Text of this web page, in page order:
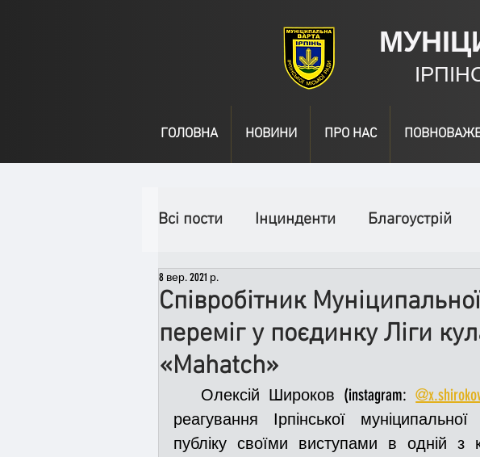
ГОЛОВНА НОВИНИ ПРО НАС
Всі пости Інцинденти Благоустрій
День народження
Спільні заходи Надзвичайні заходи
Медицина Новини ДТП
Співробітник
переміг у поєдинку Ліги
«Mahatch»
8 вер. 2021 р.
   Олексій Широков (instagram:
реагування Ірпінської
публіку своїми виступами в одній з